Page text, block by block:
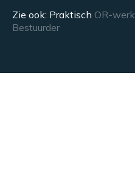
Zie ook: Praktisch OR-werk
Bestuurder